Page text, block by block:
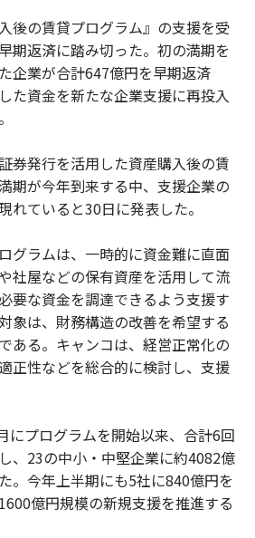
後の賃貸プログラム』の支援を受
期返済に踏み切った。初の満期を
企業が合計647億円を早期返済
た資金を新たな企業支援に再投入
券発行を活用した資産購入後の賃
期が今年到来する中、支援企業の
れていると30日に発表した。
グラムは、一時的に資金難に直面
社屋などの保有資産を活用して流
要な資金を調達できるよう支援す
象は、財務構造の改善を希望する
ある。キャンコは、経営正常化の
正性などを総合的に検討し、支援
にプログラムを開始以来、合計6回
、23の中小・中堅企業に約4082億
。今年上半期にも5社に840億円を
億円規模の新規支援を推進する